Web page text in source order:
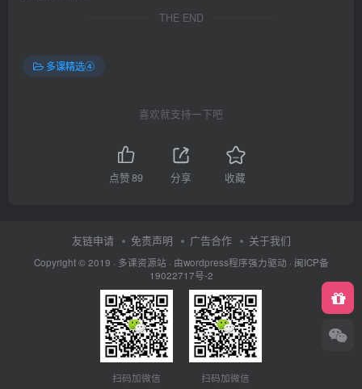
THE END
多课精选④
喜欢就支持一下吧
点赞89 分享 收藏
友链申请 免责声明 广告合作 关于我们
Copyright © 2019 · 多课资源站 · 由wordpress程序强力驱动 · 闽ICP备
19022717号-2
扫码加微信 扫码加微信